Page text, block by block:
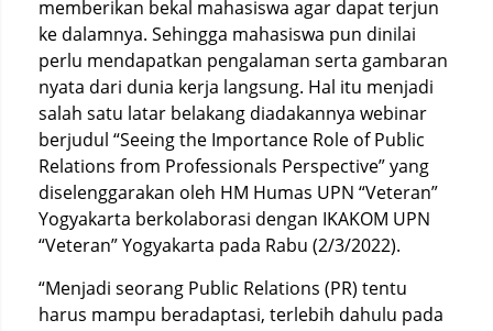
memberikan bekal mahasiswa agar dapat terjun
ke dalamnya. Sehingga mahasiswa pun dinilai
perlu mendapatkan pengalaman serta gambaran
nyata dari dunia kerja langsung. Hal itu menjadi
salah satu latar belakang diadakannya webinar
berjudul “Seeing the Importance Role of Public
Relations from Professionals Perspective” yang
diselenggarakan oleh HM Humas UPN “Veteran”
Yogyakarta berkolaborasi dengan IKAKOM UPN
“Veteran” Yogyakarta pada Rabu (2/3/2022).
“Menjadi seorang Public Relations (PR) tentu
harus mampu beradaptasi, terlebih dahulu pada